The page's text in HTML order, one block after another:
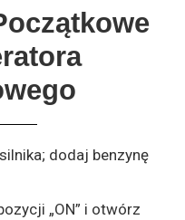
dodaj benzynę
„ON” i otwórz